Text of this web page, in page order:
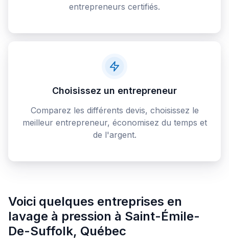
entrepreneurs certifiés.
Choisissez un entrepreneur
Comparez les différents devis, choisissez le
meilleur entrepreneur, économisez du temps et
de l'argent.
Voici quelques entreprises en
lavage à pression à Saint-Émile-
De-Suffolk, Québec